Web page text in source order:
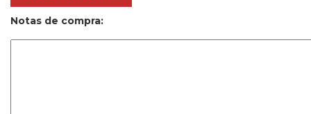
Notas de compra: